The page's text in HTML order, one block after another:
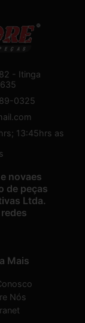
- Itinga
0325
13:45hrs as
novaes
de peças
Ltda.
Mais
Nós